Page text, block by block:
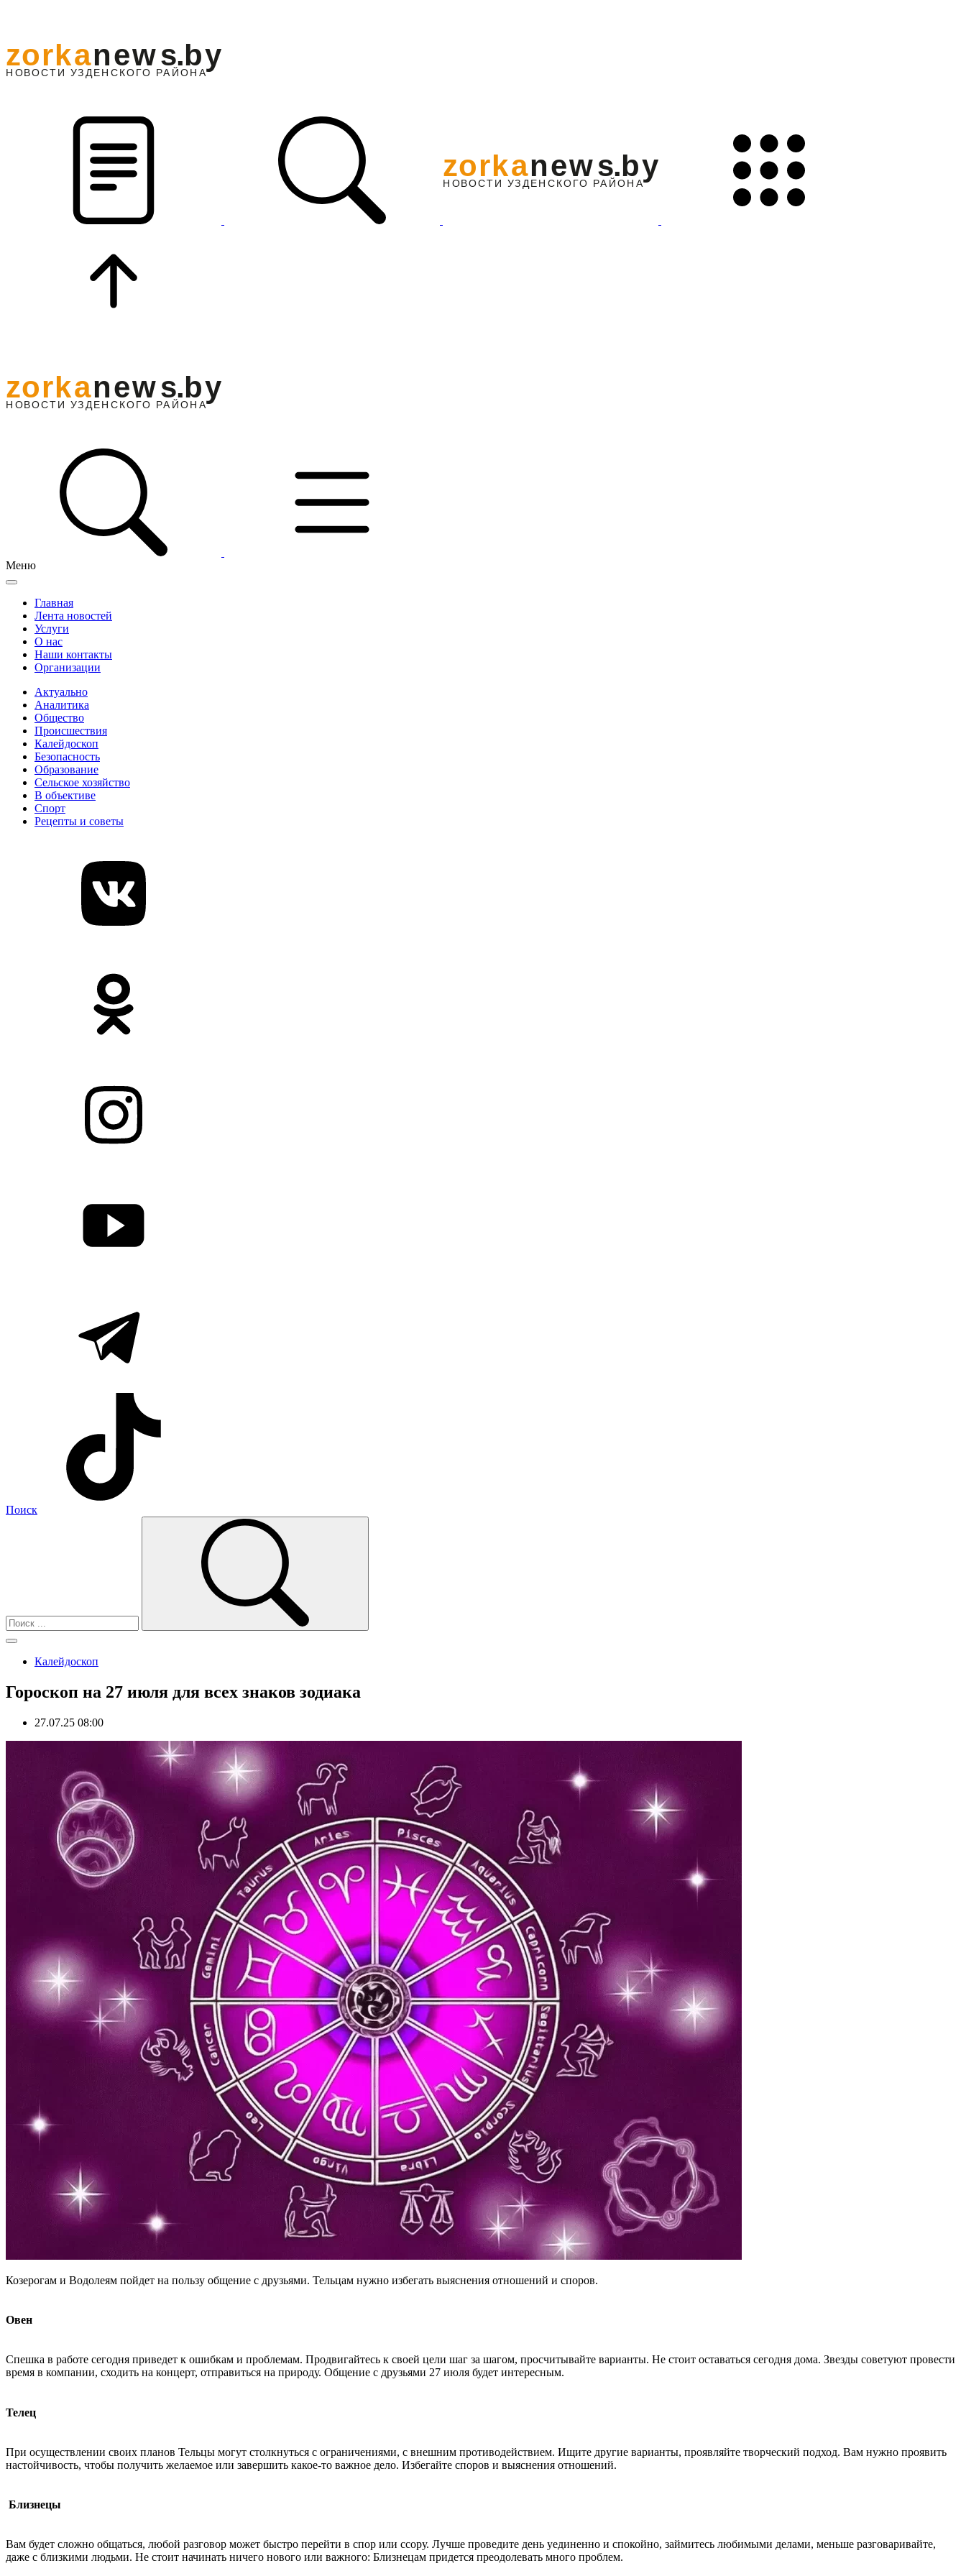
НО ВОСТИ УЗДЕНС КО ГО РАЙОНА
zorkanews.by
Меню
Главная
Лента новостей
Услуги
О нас
Наши контакты
Организации
Актуально
Аналитика
Общество
Происшествия
Калейдоскоп
Безопасность
Образование
Сельское хозяйство
В объективе
Спорт
Рецепты и советы
Поиск
Калейдоскоп
Гороскоп на 27 июля для всех знаков зодиака
27.07.25 08:00
Козерогам и Водолеям пойдет на пользу общение с друзьями. Тельцам нужно избегать выяснения отношений и споров.
Овен
Спешка в работе сегодня приведет к ошибкам и проблемам. Продвигайтесь к своей цели шаг за шагом, просчитывайте варианты. Не стоит оставаться сегодня дома. Звезды советуют провести
время в компании, сходить на концерт, отправиться на природу. Общение с друзьями 27 июля будет интересным.
Телец
При осуществлении своих планов Тельцы могут столкнуться с ограничениями, с внешним противодействием. Ищите другие варианты, проявляйте творческий подход. Вам нужно проявить
настойчивость, чтобы получить желаемое или завершить какое-то важное дело. Избегайте споров и выяснения отношений.
Близнецы
Вам будет сложно общаться, любой разговор может быстро перейти в спор или ссору. Лучше проведите день уединенно и спокойно, займитесь любимыми делами, меньше разговаривайте,
даже с близкими людьми. Не стоит начинать ничего нового или важного: Близнецам придется преодолевать много проблем.